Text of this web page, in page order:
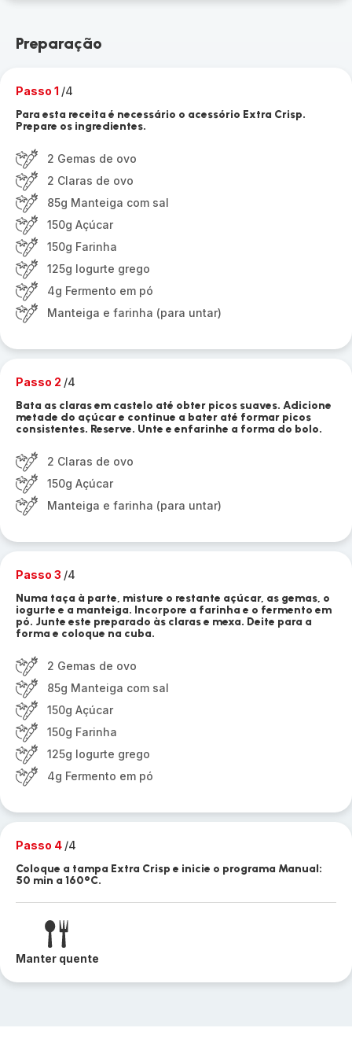
Preparação
Passo 1 /4
Para esta receita é necessário o acessório Extra Crisp.
Prepare os ingredientes.
2 Gemas de ovo
2 Claras de ovo
85g Manteiga com sal
150g Açúcar
150g Farinha
125g Iogurte grego
4g Fermento em pó
Manteiga e farinha (para untar)
Passo 2 /4
Bata as claras em castelo até obter picos suaves. Adicione
metade do açúcar e continue a bater até formar picos
consistentes. Reserve. Unte e enfarinhe a forma do bolo.
2 Claras de ovo
150g Açúcar
Manteiga e farinha (para untar)
Passo 3 /4
Numa taça à parte, misture o restante açúcar, as gemas, o
iogurte e a manteiga. Incorpore a farinha e o fermento em
pó. Junte este preparado às claras e mexa. Deite para a
forma e coloque na cuba.
2 Gemas de ovo
85g Manteiga com sal
150g Açúcar
150g Farinha
125g Iogurte grego
4g Fermento em pó
Passo 4 /4
Coloque a tampa Extra Crisp e inicie o programa Manual:
50 min a 160°C.
Manter quente